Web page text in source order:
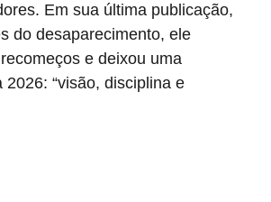
Em sua última publicação,
do desaparecimento, ele
e deixou uma
2026: “visão, disciplina e